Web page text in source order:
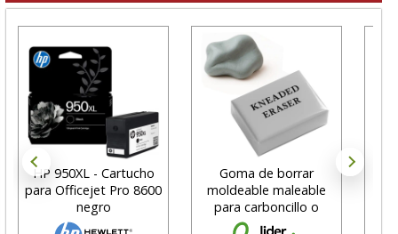
HP 950XL - Cartucho
para Officejet Pro 8600
negro
Goma de borrar
moldeable maleable
para carboncillo o
grafito